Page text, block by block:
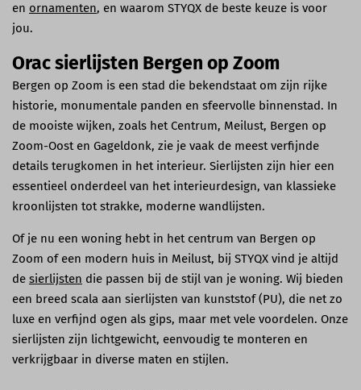
en ornamenten, en waarom STYQX de beste keuze is voor
jou.
Orac sierlijsten Bergen op Zoom
Bergen op Zoom is een stad die bekendstaat om zijn rijke
historie, monumentale panden en sfeervolle binnenstad. In
de mooiste wijken, zoals het Centrum, Meilust, Bergen op
Zoom-Oost en Gageldonk, zie je vaak de meest verfijnde
details terugkomen in het interieur. Sierlijsten zijn hier een
essentieel onderdeel van het interieurdesign, van klassieke
kroonlijsten tot strakke, moderne wandlijsten.
Of je nu een woning hebt in het centrum van Bergen op
Zoom of een modern huis in Meilust, bij STYQX vind je altijd
de sierlijsten die passen bij de stijl van je woning. Wij bieden
een breed scala aan sierlijsten van kunststof (PU), die net zo
luxe en verfijnd ogen als gips, maar met vele voordelen. Onze
sierlijsten zijn lichtgewicht, eenvoudig te monteren en
verkrijgbaar in diverse maten en stijlen.